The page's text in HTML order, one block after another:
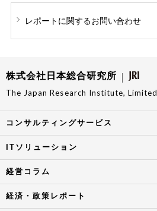
レポートに関するお問い合わせ
株式会社日本総合研究所
The Japan Research Institute, Limited
コンサルティングサービス
ITソリューション
経営コラム
経済・政策レポート